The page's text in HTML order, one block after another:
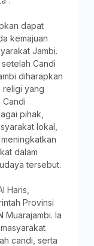
dapat
kemajuan
Jambi.
Candi
diharapkan
religi yang
Candi
pihak,
lokal,
dalam
tersebut.
Haris,
Provinsi
Muarajambi. Ia
candi, serta